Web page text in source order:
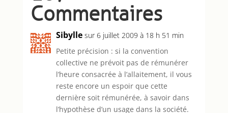
Commentaires
Sibylle sur 6 juillet 2009 à 18 h 51 min
Petite précision : si la convention
collective ne prévoit pas de rémunérer
l’heure consacrée à l’allaitement, il vous
reste encore un espoir que cette
dernière soit rémunérée, à savoir dans
l’hypothèse d’un usage dans la société.